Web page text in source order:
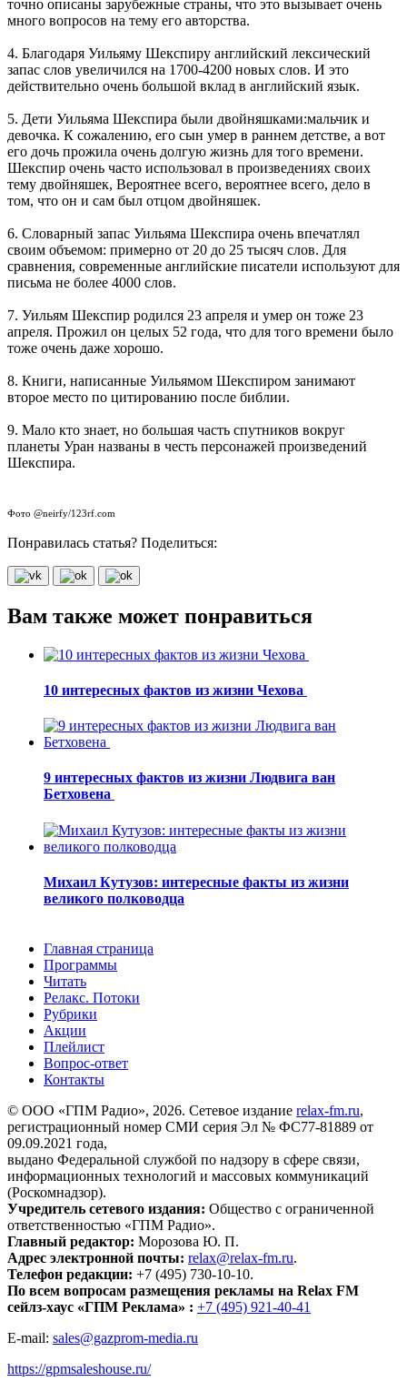
точно описаны зарубежные страны, что это вызывает очень
много вопросов на тему его авторства.
4. Благодаря Уильяму Шекспиру английский лексический
запас слов увеличился на 1700-4200 новых слов. И это
действительно очень большой вклад в английский язык.
5. Дети Уильяма Шекспира были двойняшками:мальчик и
девочка. К сожалению, его сын умер в раннем детстве, а вот
его дочь прожила очень долгую жизнь для того времени.
Шекспир очень часто использовал в произведениях своих
тему двойняшек, Вероятнее всего, вероятнее всего, дело в
том, что он и сам был отцом двойняшек.
6. Словарный запас Уильяма Шекспира очень впечатлял
своим объемом: примерно от 20 до 25 тысяч слов. Для
сравнения, современные английские писатели используют для
письма не более 4000 слов.
7. Уильям Шекспир родился 23 апреля и умер он тоже 23
апреля. Прожил он целых 52 года, что для того времени было
тоже очень даже хорошо.
8. Книги, написанные Уильямом Шекспиром занимают
второе место по цитированию после библии.
9. Мало кто знает, но большая часть спутников вокруг
планеты Уран названы в честь персонажей произведений
Шекспира.
Фото @neirfy/123rf.com
Понравилась статья? Поделиться:
Вам также может понравиться
10 интересных фактов из жизни Чехова
9 интересных фактов из жизни Людвига ван
Бетховена
Михаил Кутузов: интересные факты из жизни
великого полководца
Главная страница
Программы
Читать
Релакс. Потоки
Рубрики
Акции
Плейлист
Вопрос-ответ
Контакты
© ООО «ГПМ Радио», 2026. Сетевое издание relax-fm.ru,
регистрационный номер СМИ серия Эл № ФС77-81889 от
09.09.2021 года,
выдано Федеральной службой по надзору в сфере связи,
информационных технологий и массовых коммуникаций
(Роскомнадзор).
Учредитель сетевого издания: Общество с ограниченной
ответственностью «ГПМ Радио».
Главный редактор: Морозова Ю. П.
Адрес электронной почты: relax@relax-fm.ru.
Телефон редакции: +7 (495) 730-10-10.
По всем вопросам размещения рекламы на Relax FM
сейлз-хаус «ГПМ Реклама» : +7 (495) 921-40-41
E-mail: sales@gazprom-media.ru
https://gpmsaleshouse.ru/